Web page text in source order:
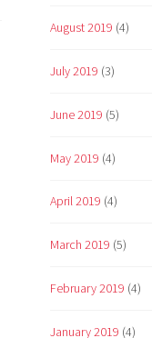
August 2019 (4)
July 2019 (3)
June 2019 (5)
May 2019 (4)
April 2019 (4)
March 2019 (5)
February 2019 (4)
January 2019 (4)